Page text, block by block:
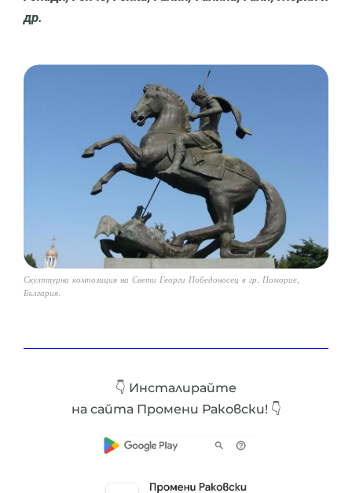
др.
Скулптурна композиция на Свети Георги Победоносец в гр. Поморие,
България.
👇 Инсталирайте
на сайта Промени Раковски! 👇